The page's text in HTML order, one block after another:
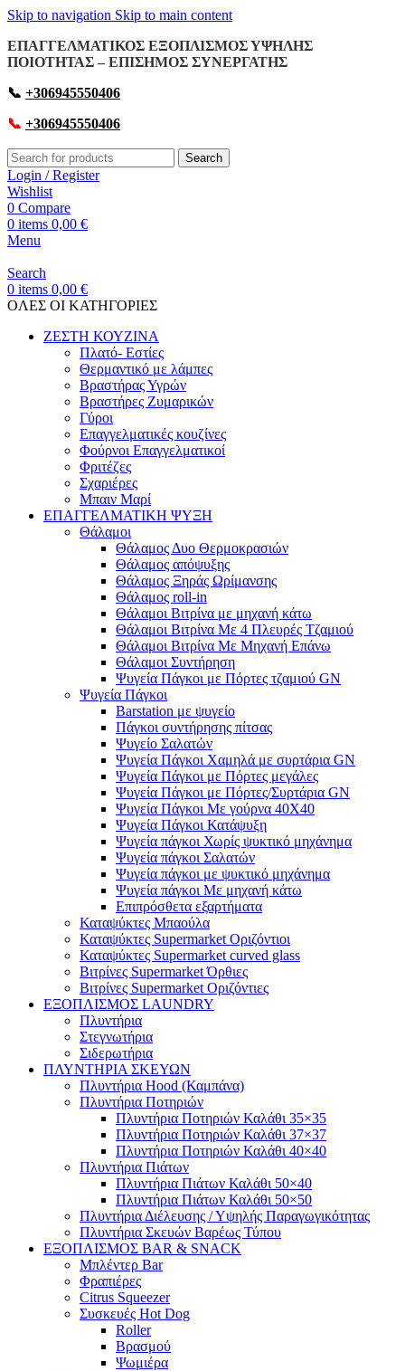
Skip to navigation Skip to main content
ΕΠΑΓΓΕΛΜΑΤΙΚΟΣ ΕΞΟΠΛΙΣΜΟΣ ΥΨΗΛΗΣ
ΠΟΙΟΤΗΤΑΣ – ΕΠΙΣΗΜΟΣ ΣΥΝΕΡΓΑΤΗΣ
📞 +306945550406
📞 +306945550406
Search
Login / Register
Wishlist
0 Compare
0 items 0,00 €
Menu
Search
0 items 0,00 €
OΛΕΣ ΟΙ ΚΑΤΗΓΟΡΙΕΣ
ΖΕΣΤΗ ΚΟΥΖΙΝΑ
Πλατό- Εστίες
Θερμαντικό με λάμπες
Βραστήρας Υγρών
Βραστήρες Ζυμαρικών
Γύροι
Επαγγελματικές κουζίνες
Φούρνοι Επαγγελματικοί
Φριτέζες
Σχαριέρες
Μπαιν Μαρί
ΕΠΑΓΓΕΛΜΑΤΙΚΗ ΨΥΞΗ
Θάλαμοι
Θάλαμος Δυο Θερμοκρασιών
Θάλαμος απόψυξης
Θάλαμος Ξηράς Ωρίμανσης
Θάλαμος roll-in
Θάλαμοι Βιτρίνα με μηχανή κάτω
Θάλαμοι Βιτρίνα Με 4 Πλευρές Τζαμιού
Θάλαμοι Βιτρίνα Με Μηχανή Επάνω
Θάλαμοι Συντήρηση
Ψυγεία Πάγκοι με Πόρτες τζαμιού GN
Ψυγεία Πάγκοι
Barstation με ψυγείο
Πάγκοι συντήρησης πίτσας
Ψυγείο Σαλατών
Ψυγεία Πάγκοι Χαμηλά με συρτάρια GN
Ψυγεία Πάγκοι με Πόρτες μεγάλες
Ψυγεία Πάγκοι με Πόρτες/Συρτάρια GN
Ψυγεία Πάγκοι Με γούρνα 40Χ40
Ψυγεία Πάγκοι Κατάψυξη
Ψυγεία πάγκοι Χωρίς ψυκτικό μηχάνημα
Ψυγεία πάγκοι Σαλατών
Ψυγεία πάγκοι με ψυκτικό μηχάνημα
Ψυγεία πάγκοι Με μηχανή κάτω
Επιπρόσθετα εξαρτήματα
Καταψύκτες Μπαούλα
Καταψύκτες Supermarket Οριζόντιοι
Καταψύκτες Supermarket curved glass
Βιτρίνες Supermarket Όρθιες
Βιτρίνες Supermarket Οριζόντιες
ΕΞΟΠΛΙΣΜΟΣ LAUNDRY
Πλυντήρια
Στεγνωτήρια
Σιδερωτήρια
ΠΛΥΝΤΗΡΙΑ ΣΚΕΥΩΝ
Πλυντήρια Hood (Καμπάνα)
Πλυντήρια Ποτηριών
Πλυντήρια Ποτηριών Καλάθι 35×35
Πλυντήρια Ποτηριών Καλάθι 37×37
Πλυντήρια Ποτηριών Καλάθι 40×40
Πλυντήρια Πιάτων
Πλυντήρια Πιάτων Καλάθι 50×40
Πλυντήρια Πιάτων Καλάθι 50×50
Πλυντήρια Διέλευσης / Υψηλής Παραγωγικότητας
Πλυντήρια Σκευών Βαρέως Τύπου
ΕΞΟΠΛΙΣΜΟΣ BAR & SNACK
Μπλέντερ Bar
Φραπιέρες
Citrus Squeezer
Συσκευές Hot Dog
Roller
Βρασμού
Ψωμιέρα